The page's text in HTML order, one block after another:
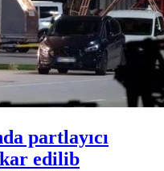
partlayıcı
edilib